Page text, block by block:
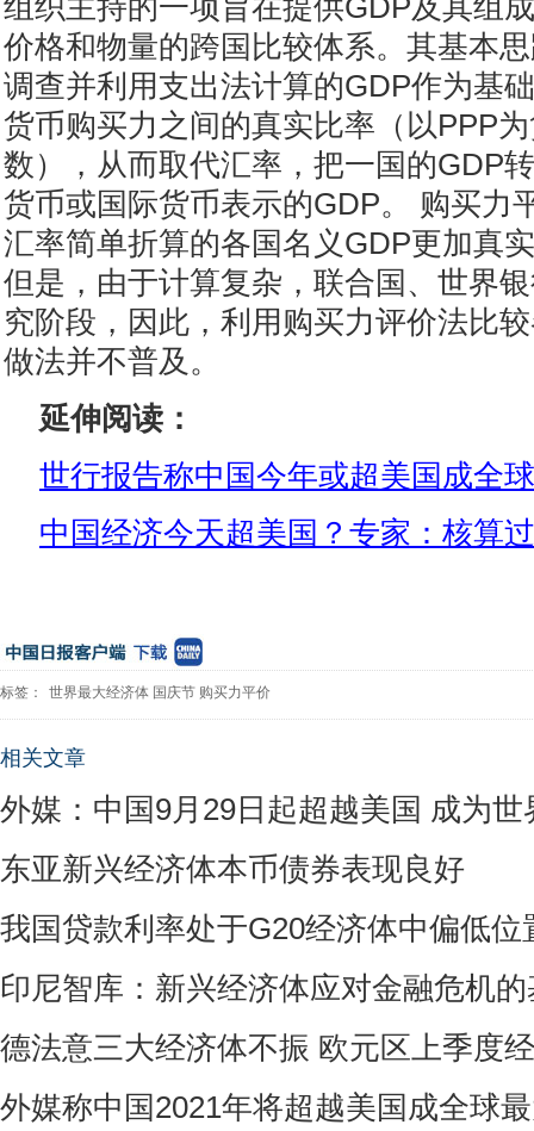
组织主持的一项旨在提供GDP及其组
价格和物量的跨国比较体系。其基本
调查并利用支出法计算的GDP作为基
货币购买力之间的真实比率（以PPP
数），从而取代汇率，把一国的GDP
货币或国际货币表示的GDP。 购买力
汇率简单折算的各国名义GDP更加真
但是，由于计算复杂，联合国、世界
究阶段，因此，利用购买力评价法比
做法并不普及。
延伸阅读：
世行报告称中国今年或超美国成全
中国经济今天超美国？专家：核算
标签： 世界最大经济体 国庆节 购买力平价
相关文章
外媒：中国9月29日起超越美国 成为
东亚新兴经济体本币债券表现良好
我国贷款利率处于G20经济体中偏低位
印尼智库：新兴经济体应对金融危机
德法意三大经济体不振 欧元区上季度
外媒称中国2021年将超越美国成全球